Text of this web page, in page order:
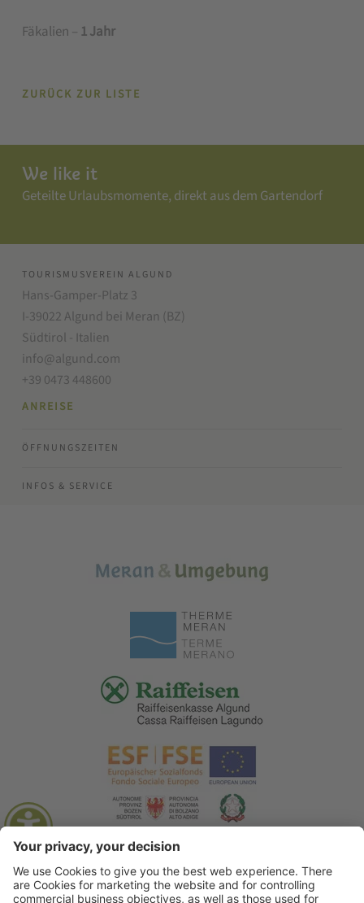
Fäkalien – 1 Jahr
ZURÜCK ZUR LISTE
We like it
Geteilte Urlaubsmomente, direkt aus dem Gartendorf
TOURISMUSVEREIN ALGUND
Hans-Gamper-Platz 3
I-39022 Algund bei Meran (BZ)
Südtirol - Italien
info@algund.com
+39 0473 448600
ANREISE
ÖFFNUNGSZEITEN
INFOS & SERVICE